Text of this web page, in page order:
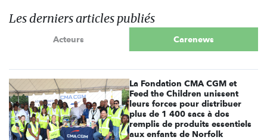
Les derniers articles publiés
Acteurs Carenews
La Fondation CMA CGM et
Feed the Children unissent
leurs forces pour distribuer
plus de 1 400 sacs à dos
remplis de produits essentiels
aux enfants de Norfolk